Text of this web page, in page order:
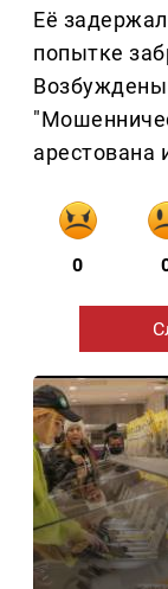
Её
попытке
Возбуждены
арестована
0